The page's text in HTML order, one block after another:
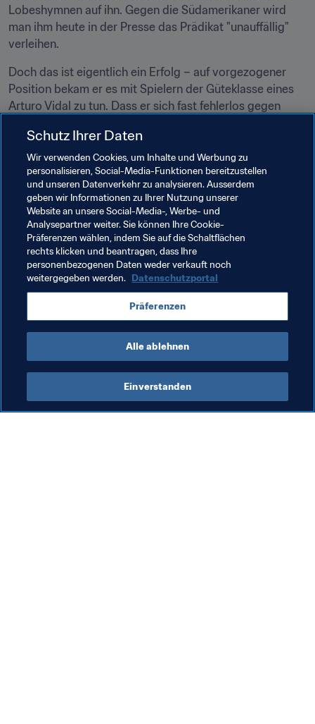
Lobeshymnen auf ihn. Gegen die Südamerikaner wird
man ihm heute in der Presse das Prädikat "unauffällig"
verleihen.
Doch das ist eigentlich ein Erfolg – auf vorgezogener
Position bekam er es mit Spielern der Güteklasse eines
Arturo Vidal zu tun. Dass er sich fast fehlerlos gegen
unterstreicht seine Fähigkeiten umso mehr. "Wir haben
versucht, über Ballbesitz die Spielkontrolle zu
bekommen, haben Moral bewiesen und sind
zurückgekommen", so Goretzka, dem wohl die Zukunft
gehört. Vielleicht sogar die unmittelbare. Konstante
Leistung ist höher einzuschätzen als ein herausragendes
Spiel – das gilt gerade auch bei Löw.
Verwandte Themen
Germany UEFA
Schutz Ihrer Daten
Wir verwenden Cookies, um Inhalte und Werbung zu
personalisieren, Social-Media-Funktionen bereitzustellen
und unseren Datenverkehr zu analysieren. Ausserdem
geben wir Informationen zu Ihrer Nutzung unserer
Website an unsere Social-Media-, Werbe- und
Analysepartner weiter. Sie können Ihre Cookie-
Präferenzen wählen, indem Sie auf die Schaltflächen
rechts klicken und beantragen, dass Ihre
personenbezogenen Daten weder verkauft noch
weitergegeben werden. Datenschutzportal
Präferenzen
Alle ablehnen
Einverstanden